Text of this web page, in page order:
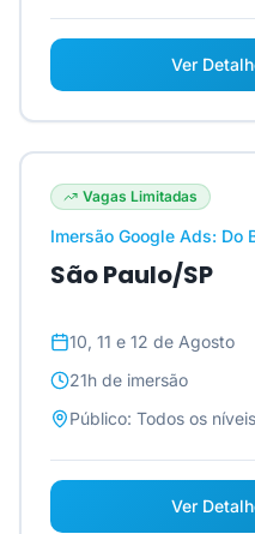
Ver
Vagas Limitadas
Imersão Google Ads: Do
São Paulo/SP
10, 11 e 12 de Agosto
21h de imersão
Público: Todos os níveis
Ver